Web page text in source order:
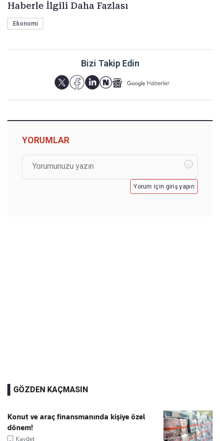
Haberle İlgili Daha Fazlası
Ekonomi
Bizi Takip Edin
YORUMLAR
Yorum için giriş yapın
GÖZDEN KAÇMASIN
Konut ve araç finansmanında kişiye özel
dönem!
Kaydet